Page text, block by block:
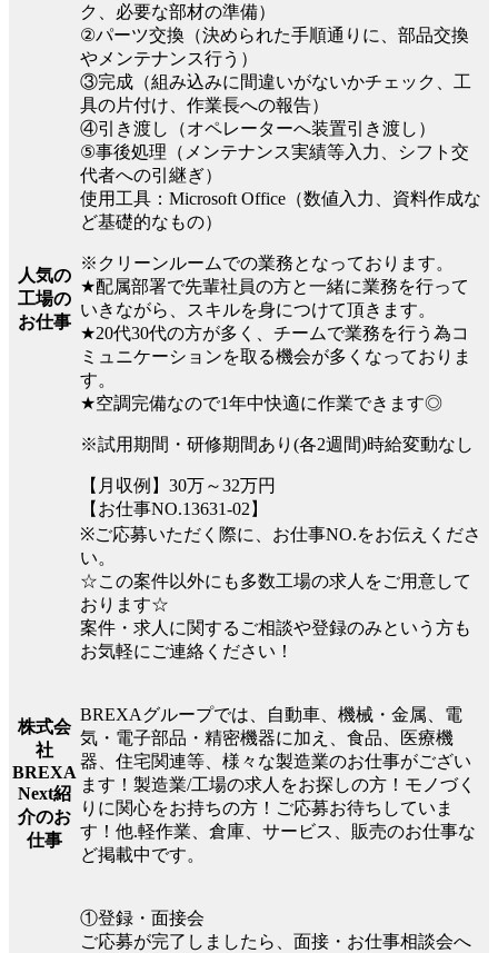
人気の
工場の
お仕事
ク、必要な部材の準備）
②パーツ交換（決められた手順通りに、部品交換
やメンテナンス行う）
③完成（組み込みに間違いがないかチェック、工
具の片付け、作業長への報告）
④引き渡し（オペレーターへ装置引き渡し）
⑤事後処理（メンテナンス実績等入力、シフト交
代者への引継ぎ）
使用工具：Microsoft Office（数値入力、資料作成な
ど基礎的なもの）
※クリーンルームでの業務となっております。
★配属部署で先輩社員の方と一緒に業務を行って
いきながら、スキルを身につけて頂きます。
★20代30代の方が多く、チームで業務を行う為コ
ミュニケーションを取る機会が多くなっておりま
す。
★空調完備なので1年中快適に作業できます◎
※試用期間・研修期間あり(各2週間)時給変動なし
【月収例】30万～32万円
【お仕事NO.13631-02】
※ご応募いただく際に、お仕事NO.をお伝えくださ
い。
☆この案件以外にも多数工場の求人をご用意して
おります☆
案件・求人に関するご相談や登録のみという方も
お気軽にご連絡ください！
株式会
社
BREXA
Next紹
介のお
仕事
BREXAグループでは、自動車、機械・金属、電
気・電子部品・精密機器に加え、食品、医療機
器、住宅関連等、様々な製造業のお仕事がござい
ます！製造業/工場の求人をお探しの方！モノづく
りに関心をお持ちの方！ご応募お待ちしていま
す！他.軽作業、倉庫、サービス、販売のお仕事な
ど掲載中です。
①登録・面接会
ご応募が完了しましたら、面接・お仕事相談会へ